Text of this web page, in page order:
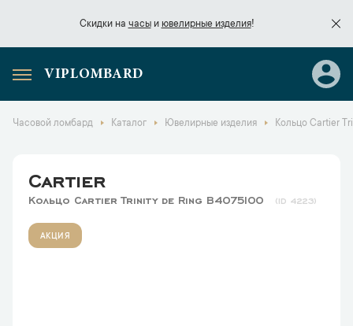
Скидки на часыи ювелирные изделия!
Скидки начасы
VIPLOMBARD
Часовой ломбард Каталог Ювелирные изделия Кольцо Cartier
Cartier
Кольцо Cartier Trinity de Ring B4075100 4223
АКЦИЯ